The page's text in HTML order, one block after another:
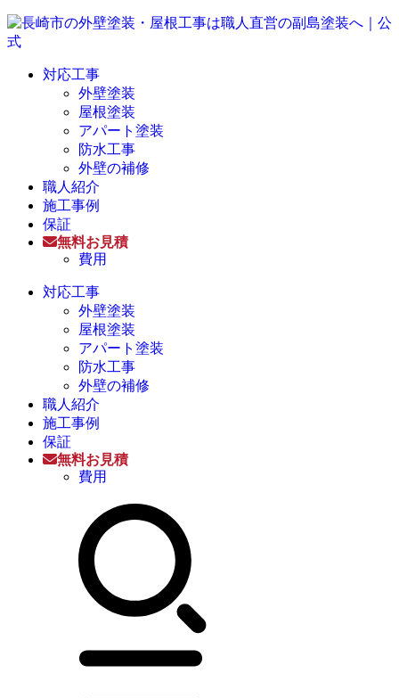
対応工事
外壁塗装
屋根塗装
アパート塗装
防水工事
外壁の補修
職人紹介
施工事例
保証
無料お見積
費用
対応工事
外壁塗装
屋根塗装
アパート塗装
防水工事
外壁の補修
職人紹介
施工事例
保証
無料お見積
費用